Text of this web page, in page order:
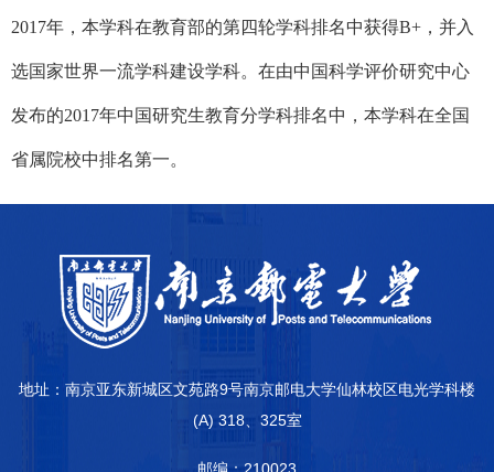
2017年，本学科在教育部的第四轮学科排名中获得B+ ，并入
选国家世界一流学科建设学科。在由中国科学评价研究中心
发布的2017年中国研究生教育分学科排名中，本学科在全国
省属院校中排名第一。
地址：南京亚东新城区文苑路9号南京邮电大学仙林校区电光学科楼
(A) 318、325室
邮编：210023